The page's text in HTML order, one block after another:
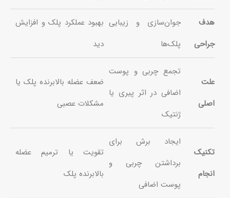
هدف
جراحی
جوان‌سازی و زیبایی
پلک‌ها
بهبود عملکرد پلک و افزایش
دید
علت
اصلی
تجمع چربی و پوست
اضافی در اثر پیری یا
ژنتیک
ضعف عضله بالابرنده پلک یا
مشکلات عصبی
تکنیک
انجام
ایجاد برش برای
برداشتن چربی و
پوست اضافی
تقویت یا ترمیم عضله
بالابرنده پلک